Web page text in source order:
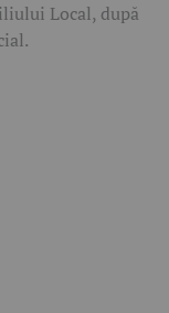
Local, după